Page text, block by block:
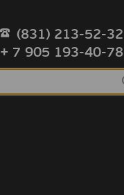
(831) 213-52-32
+ 7 905 193-40-78